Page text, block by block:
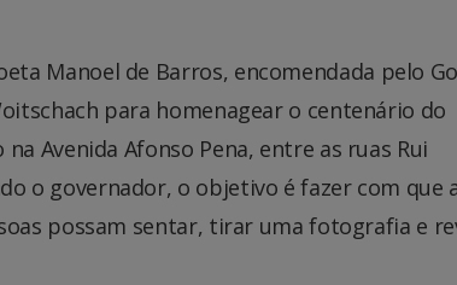
Manoel de Barros, encomendada pelo
para homenagear o centenário do
Avenida Afonso Pena, entre as ruas Rui
o governador, o objetivo é fazer com que
possam sentar, tirar uma fotografia e